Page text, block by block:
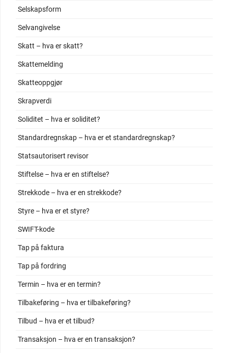
Selskapsform
Selvangivelse
Skatt – hva er skatt?
Skattemelding
Skatteoppgjør
Skrapverdi
Soliditet – hva er soliditet?
Standardregnskap – hva er et standardregnskap?
Statsautorisert revisor
Stiftelse – hva er en stiftelse?
Strekkode – hva er en strekkode?
Styre – hva er et styre?
SWIFT-kode
Tap på faktura
Tap på fordring
Termin – hva er en termin?
Tilbakeføring – hva er tilbakeføring?
Tilbud – hva er et tilbud?
Transaksjon – hva er en transaksjon?